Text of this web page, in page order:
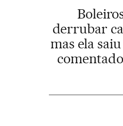
derrubar
mas ela